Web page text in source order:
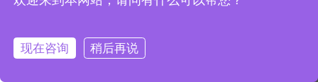
现在咨询 稍后再说